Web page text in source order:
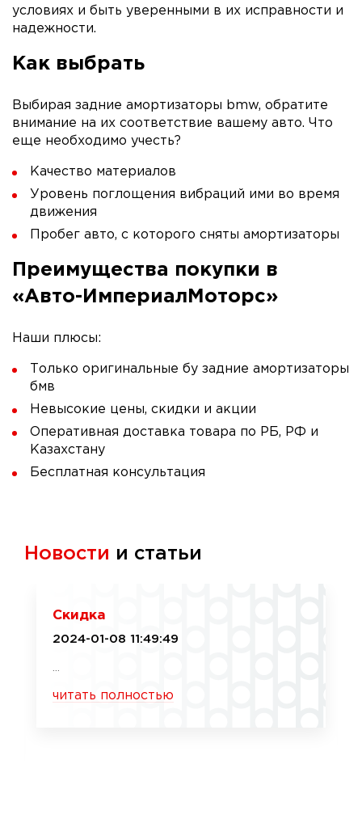
условиях и быть уверенными в их исправности и
надежности.
Как выбрать
Выбирая задние амортизаторы bmw, обратите
внимание на их соответствие вашему авто. Что
еще необходимо учесть?
Качество материалов
Уровень поглощения вибраций ими во время
движения
Пробег авто, с которого сняты амортизаторы
Преимущества покупки в
«Авто-ИмпериалМоторс»
Наши плюсы:
Только оригинальные бу задние амортизаторы
бмв
Невысокие цены, скидки и акции
Оперативная доставка товара по РБ, РФ и
Казахстану
Бесплатная консультация
Новости и статьи
Скидка
2024-01-08 11:49:49
читать полностью